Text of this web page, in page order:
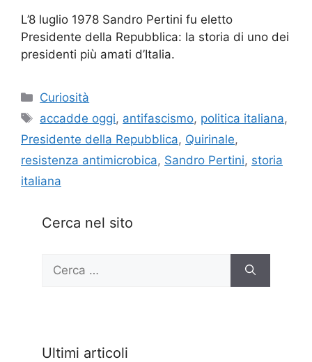
L’8 luglio 1978 Sandro Pertini fu eletto
Presidente della Repubblica: la storia di uno dei
presidenti più amati d’Italia.
Categorie
Curiosità
Tag
accadde oggi, antifascismo, politica italiana,
Presidente della Repubblica, Quirinale,
resistenza antimicrobica, Sandro Pertini, storia
italiana
Cerca nel sito
per:
Ultimi articoli